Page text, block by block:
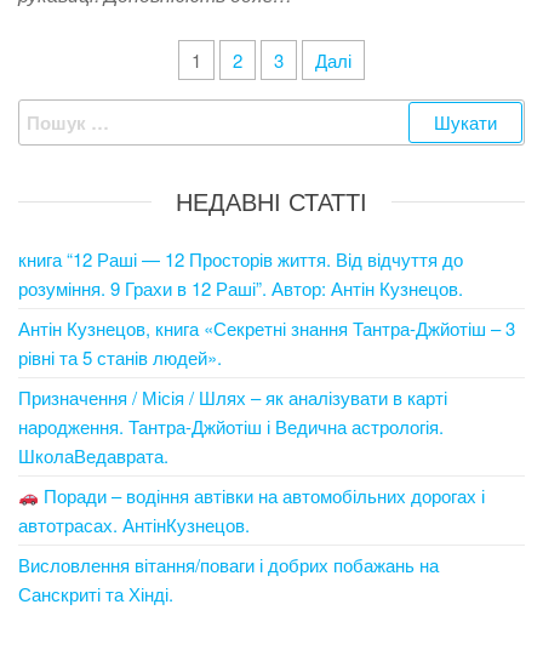
записів
1 2 3 Далі
Пошук:
НЕДАВНІ СТАТТІ
книга “12 Раші — 12 Просторів життя. Від відчуття до
розуміння. 9 Грахи в 12 Раші”. Автор: Антін Кузнецов.
Антін Кузнецов, книга «Секретні знання Тантра-Джйотіш – 3
рівні та 5 станів людей».
Призначення / Місія / Шлях – як аналізувати в карті
народження. Тантра-Джйотіш і Ведична астрологія.
ШколаВедаврата.
Поради – водіння автівки на автомобільних дорогах і
автотрасах. АнтінКузнецов.
Висловлення вітання/поваги і добрих побажань на
Санскриті та Хінді.